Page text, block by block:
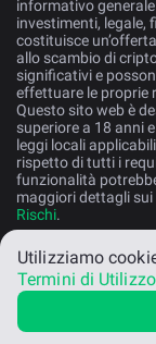
informativo
investimenti, legale,
costituisce
allo scambio di
significativi e
effettuare le proprie
Questo sito web è
superiore a 18 anni
leggi locali
rispetto di tutti i
funzionalità
maggiori dettagli
Rischi.
Italiano
Utilizziamo
Termini di Utilizzo